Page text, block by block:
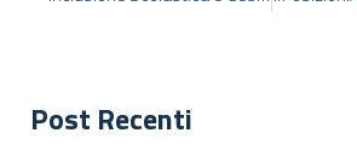
Post Recenti